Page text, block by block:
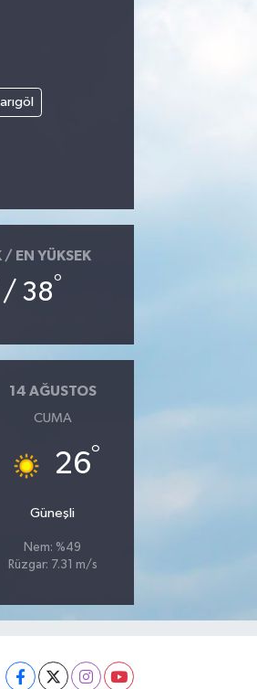
/ EN YÜKSEK
/ 38°
14 AĞUSTOS
CUMA
26°
Güneşli
Nem: %49
Rüzgar: 7.31 m/s